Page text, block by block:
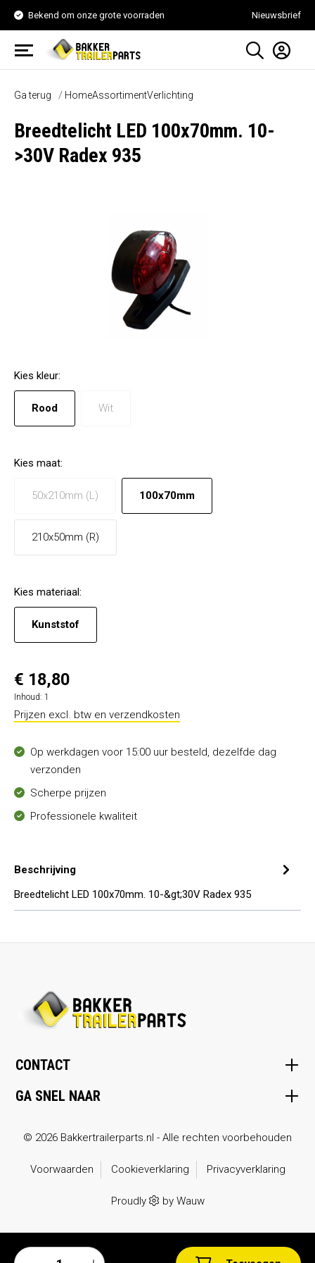
Bekend om onze grote voorraden Nieuwsbrief
Ga terug HomeAssortimentVerlichting
Breedtelicht LED 100x70mm. 10-
>30V Radex 935
Kies kleur:
Rood Wit
Kies maat:
50x210mm (L) 100x70mm
210x50mm (R)
Kies materiaal:
Kunststof
€ 18,80
Inhoud: 1
Prijzen excl. btw en verzendkosten
Op werkdagen voor 15:00 uur besteld, dezelfde dag
verzonden
Scherpe prijzen
Professionele kwaliteit
Beschrijving
Breedtelicht LED 100x70mm. 10-&gt;30V Radex 935
CONTACT
GA SNEL NAAR
© 2026 Bakkertrailerparts.nl - Alle rechten voorbehouden
Voorwaarden Cookieverklaring Privacyverklaring
Proudly by Wauw